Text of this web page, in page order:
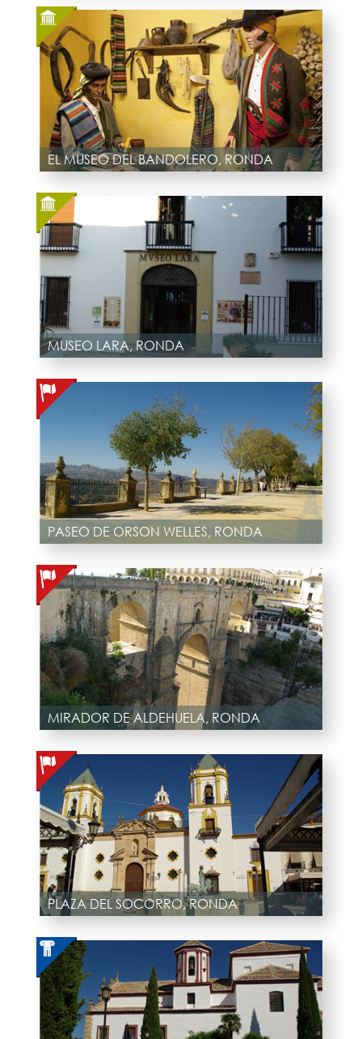
EL MUSEO DEL BANDOLERO, RONDA
MUSEO LARA, RONDA
PASEO DE ORSON WELLES, RONDA
MIRADOR DE ALDEHUELA, RONDA
PLAZA DEL SOCORRO, RONDA